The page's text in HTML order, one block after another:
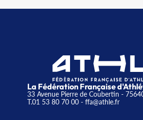
La Fédération Française
33 Avenue Pierre de Coubertin -
T.01 53 80 70 00- ffa@athle.fr